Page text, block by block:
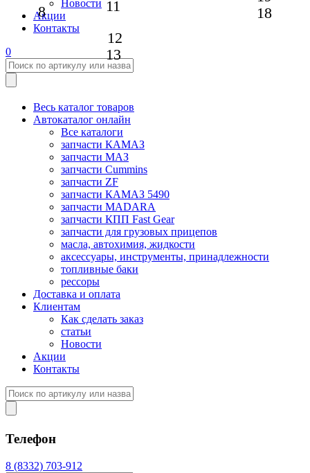
Новости
Акции
Контакты
0
Весь каталог товаров
Автокаталог онлайн
Все каталоги
запчасти КАМАЗ
запчасти МАЗ
запчасти Cummins
запчасти ZF
запчасти КАМАЗ 5490
запчасти MADARA
запчасти КПП Fast Gear
запчасти для грузовых прицепов
масла, автохимия, жидкости
аксессуары, инструменты, принадлежности
топливные баки
рессоры
Доставка и оплата
Клиентам
Как сделать заказ
статьи
Новости
Акции
Контакты
Телефон
8 (8332) 703-912
11
18
13
12
8